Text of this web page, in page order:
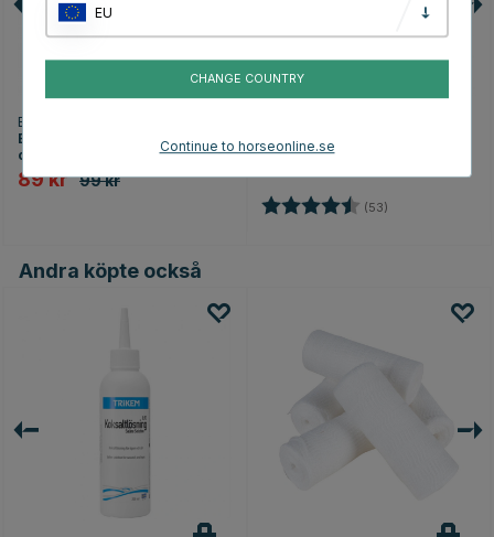
ECLIPSE BIOFARMAB
Brems med Trähandtag 24
cm
89 kr 99 kr
Anti-bit Spray 550 ml
Betyg: (53)
Andra köpte också
EU
CHANGE COUNTRY
Continue to horseonline.se